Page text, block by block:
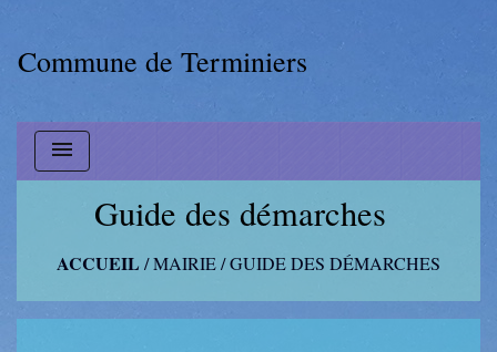
Commune de Terminiers
menu
Guide des démarches
ACCUEIL /MAIRIE/GUIDE DES DÉMARCHES